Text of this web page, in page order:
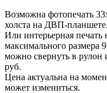
Возможна фотопечать
холста на ДВП-
Или интерьерная печать
максимального размера
можно свернуть в рулон
руб.
Цена актуальна на
может измениться.